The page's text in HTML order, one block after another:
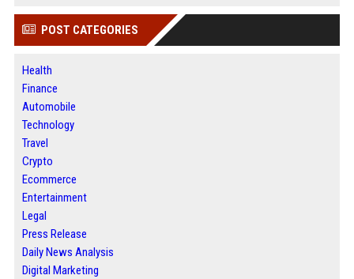
POST CATEGORIES
Health
Finance
Automobile
Technology
Travel
Crypto
Ecommerce
Entertainment
Legal
Press Release
Daily News Analysis
Digital Marketing